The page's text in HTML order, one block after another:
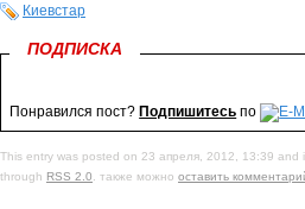
Киевстар
ПОДПИСКА
Понравился пост? Подпишитесь по
This entry was posted on 23 апреля, 2012, 13:39 and
through RSS 2.0. также можно оставить